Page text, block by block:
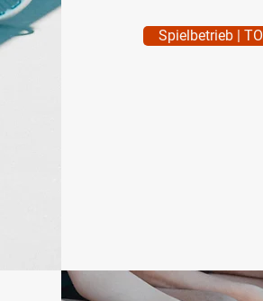
Spielbetrieb |